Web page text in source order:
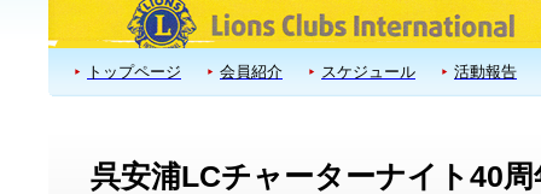
呉安浦LCチャーターナイト40
トップページ 会員紹介 スケジュール 活動報告